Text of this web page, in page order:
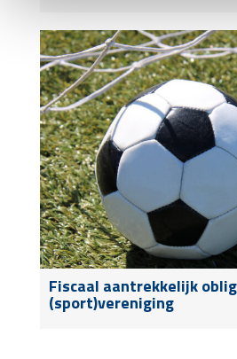
Fiscaal aantrekkelijk
(sport)vereniging